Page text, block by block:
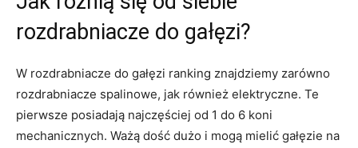
rozdrabniacze do gałęzi?
W rozdrabniacze do gałęzi ranking znajdziemy zarówno
rozdrabniacze spalinowe, jak również elektryczne. Te
pierwsze posiadają najczęściej od 1 do 6 koni
mechanicznych. Ważą dość dużo i mogą mielić gałęzie na